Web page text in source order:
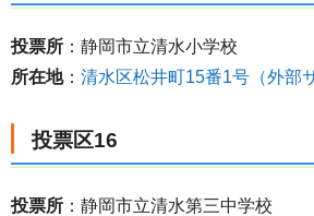
投票所 ：静岡市立清水小学校
所在地： 清水区松井町15番1号（外部
投票区16
投票所 ：静岡市立清水第三中学校